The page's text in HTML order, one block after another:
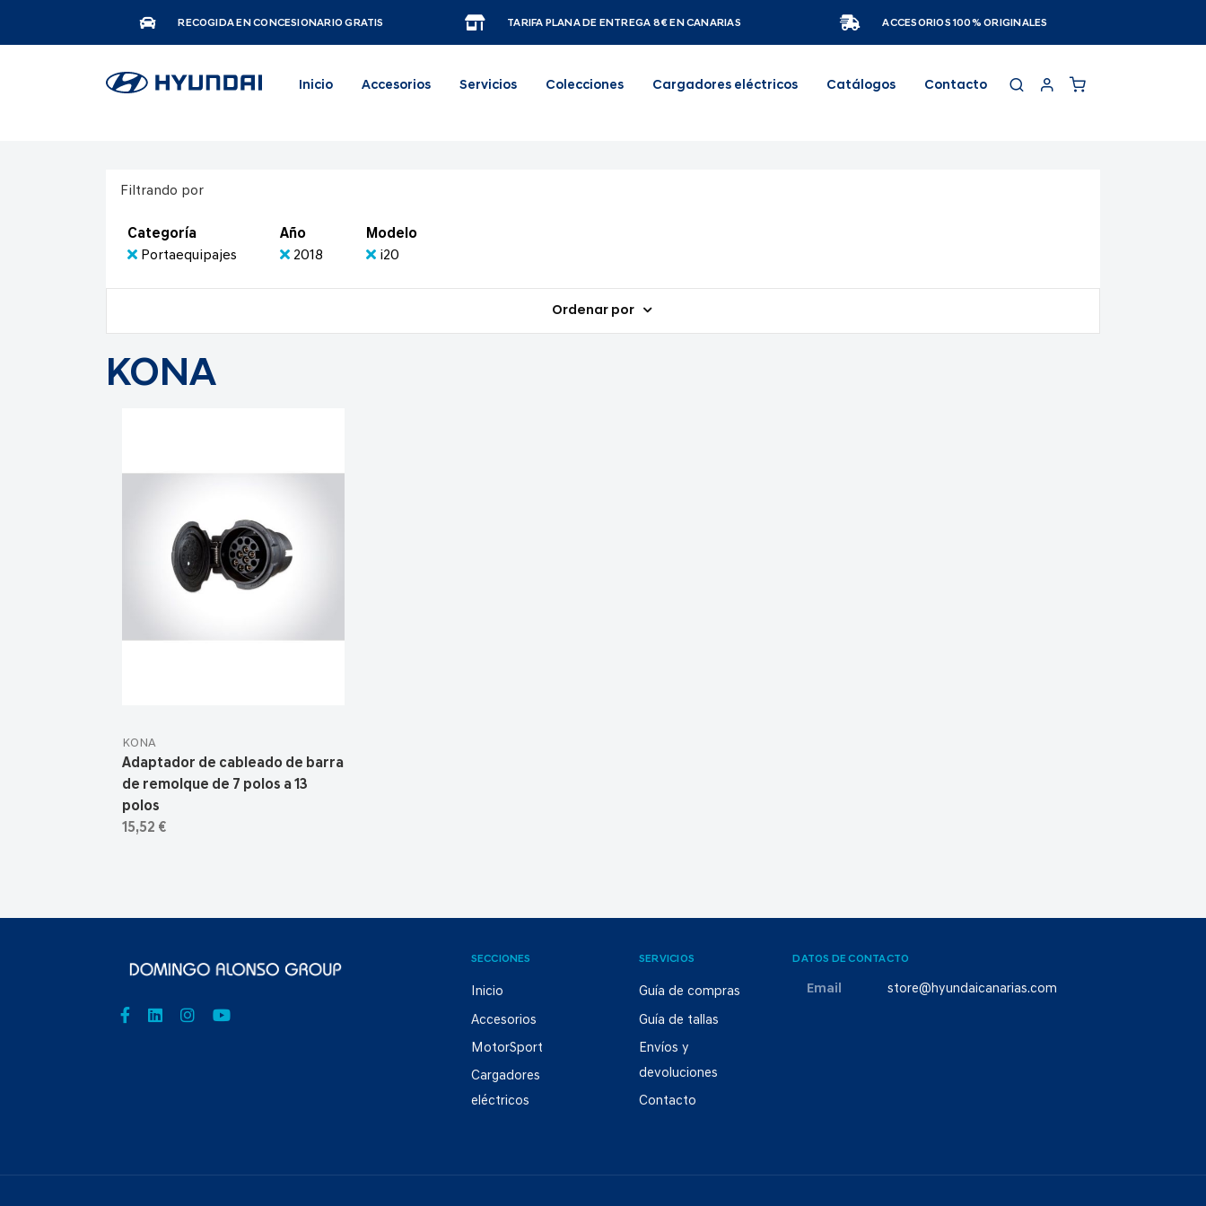
RECOGIDA EN CONCESIONARIO GRATIS TARIFA PLANA DE ENTREGA 8€ EN CANARIAS ACCESORIOS 100% ORIGINALES
Inicio Accesorios Servicios Colecciones Cargadores eléctricos Catálogos Contacto
Filtrando por
Categoría
Portaequipajes
Año
2018
Modelo
i20
Ordenar por
KONA
KONA
Adaptador de cableado de barra
de remolque de 7 polos a 13
polos
15,52 €
SECCIONES
Inicio
Accesorios
MotorSport
Cargadores
eléctricos
SERVICIOS
Guía de compras
Guía de tallas
Envíos y
devoluciones
Contacto
DATOS DE CONTACTO
Email store@hyundaicanarias.com